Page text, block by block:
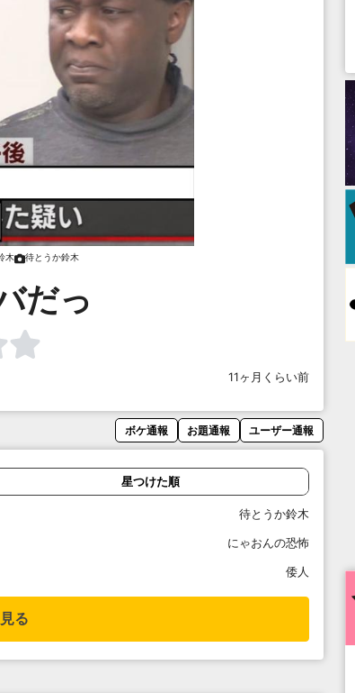
木 待とうか鈴木
だっ
11ヶ月くらい前
ボケ通報 お題通報 ユーザー通報
星つけた順
待とうか鈴木
にゃおんの恐怖
倭人
る